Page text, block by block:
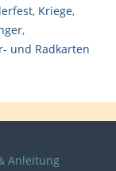
, Kriege,
,
und Radkarten
Anleitung